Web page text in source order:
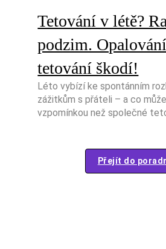
Tetování v létě?
podzim.
tetování škodí!
Léto vybízí ke spontánním
zážitkům s přáteli – a co
vzpomínkou než společné
Přejít do